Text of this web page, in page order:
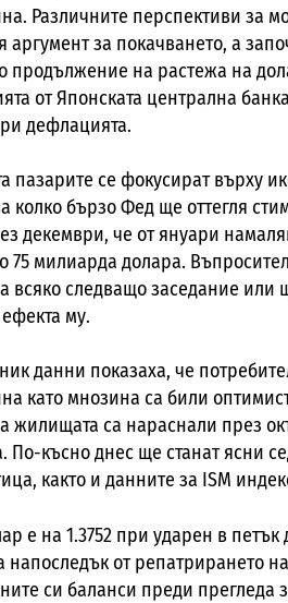
Различните перспективи за
аргумент за покачването, а
продължение на растежа на
от Японската централна
дефлацията.
пазарите се фокусират върху
колко бързо Фед ще оттегля
декември, че от януари
75 милиарда долара.
всяко следващо заседание или
му.
данни показаха, че
като мнозина са били
жилищата са нараснали през
По-късно днес ще станат ясни
както и данните за ISM
е на 1.3752 при ударен в
напоследък от репатрирането
си баланси преди прегледа